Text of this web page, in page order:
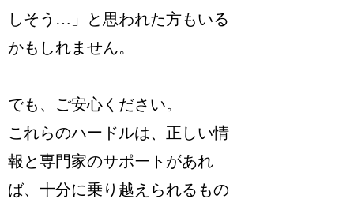
しそう…」と思われた方もいる
かもしれません。
でも、ご安心ください。
これらのハードルは、正しい情
報と専門家のサポートがあれ
ば、十分に乗り越えられるもの